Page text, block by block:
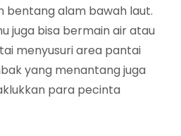
bentang alam bawah laut.
juga bisa bermain air atau
menyusuri area pantai
yang menantang juga
para pecinta